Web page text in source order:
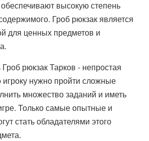
высокую степень
Гроб рюкзак является
для ценных предметов и
рюкзак Тарков - непростая
игроку нужно пройти сложные
множество заданий и иметь
Только самые опытные и
стать обладателями этого